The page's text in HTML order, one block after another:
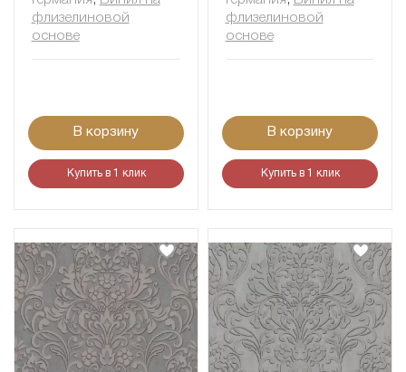
флизелиновой
основе
В корзину
Купить в 1 клик
флизелиновой
основе
В корзину
Купить в 1 клик